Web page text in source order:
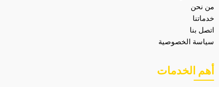
من نحن
خدماتنا
اتصل بنا
سياسة الخصوصية
أهم الخدمات